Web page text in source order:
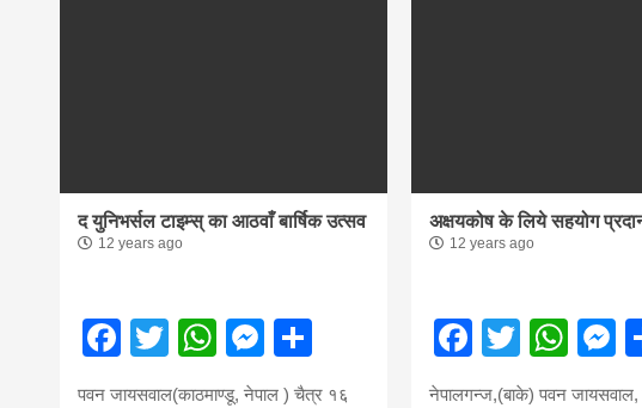
khabar
द युनिभर्सल टाइम्स् का आठवाँ बार्षिक उत्सव
12 years ago
Facebook
TwitterWhatsApp
Messenger
पवन जायसवाल(काठमाण्डू, नेपाल ) चैत्र १६
अक्षयकोष के लिये सहयोग
12 years ago
Facebook
Twitter
नेपालगन्ज,(बाके) पवन